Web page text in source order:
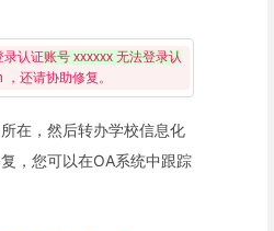
录认证账号 xxxxxx 无法登录认
在，然后转办学校信息化
，您可以在OA系统中跟踪